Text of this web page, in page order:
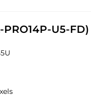
U5-FD)